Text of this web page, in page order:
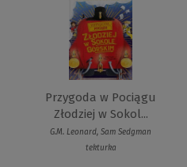
Przygoda w Pociągu
Złodziej w Sokol...
G.M. Leonard, Sam Sedgman
tekturka